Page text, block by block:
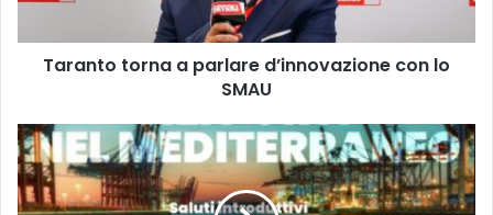
o
a
p
a
r
Taranto torna a parlare d’innovazione con lo
SMAU
L
’
O
C